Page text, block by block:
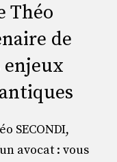
Théo
de
enjeux
SECONDI,
avocat : vous